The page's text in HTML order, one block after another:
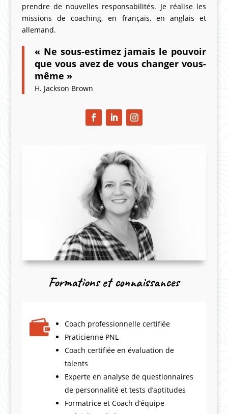
prendre de nouvelles responsabilités. Je réalise les
missions de coaching, en français, en anglais et
allemand.
« Ne sous-estimez jamais le pouvoir
que vous avez de vous changer vous-
même »
H. Jackson Brown
Formations et connaissances

Coach professionnelle certifiée
Praticienne PNL
Coach certifiée en évaluation de
talents
Experte en analyse de questionnaires
de personnalité et tests d’aptitudes
Formatrice et Coach d’équipe